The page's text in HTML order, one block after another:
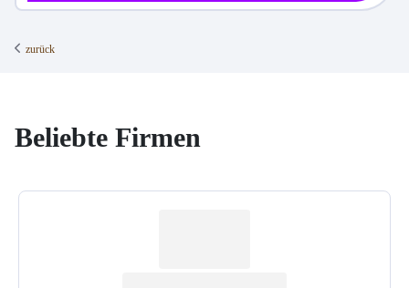
zurück
Beliebte Firmen